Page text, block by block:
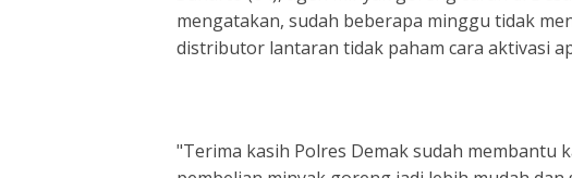
mengatakan, sudah beberapa minggu tidak
distributor lantaran tidak paham cara aktivasi
"Terima kasih Polres Demak sudah membantu